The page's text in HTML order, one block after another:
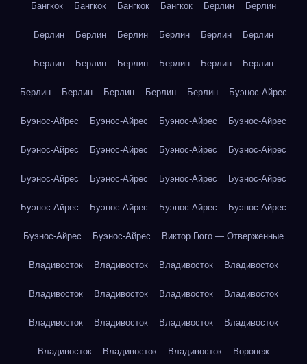
Бангкок Бангкок Бангкок Бангкок Берлин Берлин
Берлин Берлин Берлин Берлин Берлин Берлин
Берлин Берлин Берлин Берлин Берлин Берлин
Берлин Берлин Берлин Берлин Берлин Буэнос-Айрес
Буэнос-Айрес Буэнос-Айрес Буэнос-Айрес Буэнос-Айрес
Буэнос-Айрес Буэнос-Айрес Буэнос-Айрес Буэнос-Айрес
Буэнос-Айрес Буэнос-Айрес Буэнос-Айрес Буэнос-Айрес
Буэнос-Айрес Буэнос-Айрес Буэнос-Айрес Буэнос-Айрес
Буэнос-Айрес Буэнос-Айрес Виктор Гюго — Отверженные
Владивосток Владивосток Владивосток Владивосток
Владивосток Владивосток Владивосток Владивосток
Владивосток Владивосток Владивосток Владивосток
Владивосток Владивосток Владивосток Воронеж